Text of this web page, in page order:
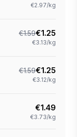
€2.97/kg
€1.59€1.25
€3.13/kg
€1.59€1.25
€3.12/kg
€1.49
€3.73/kg